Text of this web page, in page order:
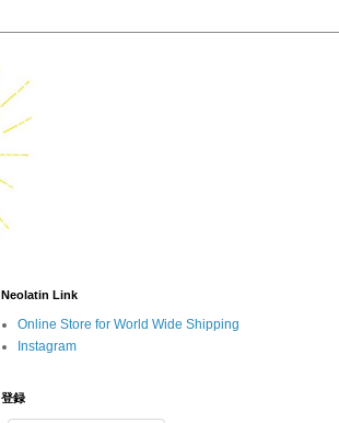
Neolatin Link
Online Store for World Wide Shipping
Instagram
登録